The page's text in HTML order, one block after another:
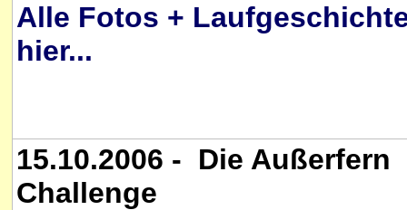
Alle Fotos +
hier...
15.10.2006 - Die Außerfern
Challenge